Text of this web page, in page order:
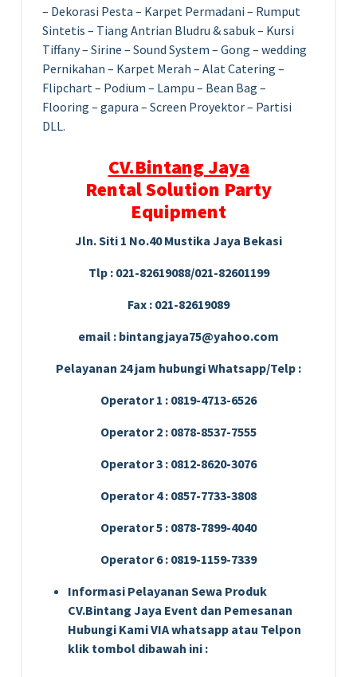
– Dekorasi Pesta – Karpet Permadani – Rumput
Sintetis – Tiang Antrian Bludru & sabuk – Kursi
Tiffany – Sirine – Sound System – Gong – wedding
Pernikahan – Karpet Merah – Alat Catering –
Flipchart – Podium – Lampu – Bean Bag –
Flooring – gapura – Screen Proyektor – Partisi
DLL.
CV.Bintang Jaya
Rental Solution Party
Equipment
Jln. Siti 1 No.40 Mustika Jaya Bekasi
Tlp : 021-82619088/021-82601199
Fax : 021-82619089
email : bintangjaya75@yahoo.com
Pelayanan 24 jam hubungi Whatsapp/Telp :
Operator 1 : 0819-4713-6526
Operator 2 : 0878-8537-7555
Operator 3 : 0812-8620-3076
Operator 4 : 0857-7733-3808
Operator 5 : 0878-7899-4040
Operator 6 : 0819-1159-7339
Informasi Pelayanan Sewa Produk
CV.Bintang Jaya Event dan Pemesanan
Hubungi Kami VIA whatsapp atau Telpon
klik tombol dibawah ini :